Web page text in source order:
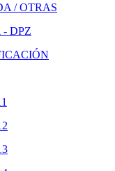
/ OTRAS
DPZ